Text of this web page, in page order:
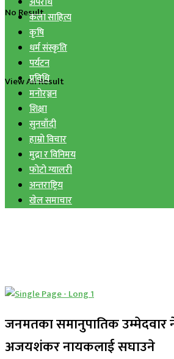
No Result
View All Result
कला साहित्य
कृषि
धर्म संस्कृति
पर्यटन
प्रविधि
मनोरञ्जन
शिक्षा
सुनचाँदी
हाम्रो विचार
मुद्रा र विनिमय
फोटो ग्यालरी
अन्तराष्ट्रिय
खेल समाचार
जनमतका समानुपातिक उम्मेदवार
अजयशंकर नायकलाई सघाउने